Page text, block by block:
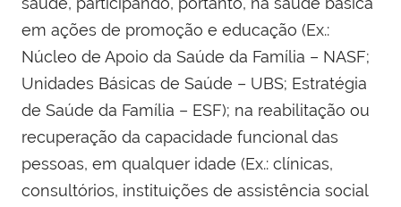
em ações de promoção e educação (Ex.:
Núcleo de Apoio da Saúde da Família – NASF;
Unidades Básicas de Saúde – UBS; Estratégia
de Saúde da Família – ESF); na reabilitação ou
recuperação da capacidade funcional das
pessoas, em qualquer idade (Ex.: clínicas,
consultórios, instituições de assistência social